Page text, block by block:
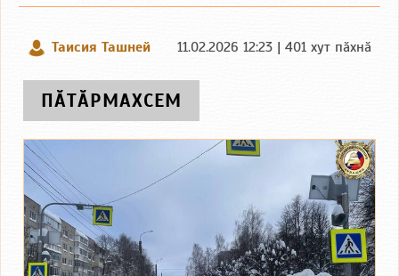
Таисия Ташней 11.02.2026 12:23 | 401 хут пӑхнӑ
ПӐТӐРМАХСЕМ